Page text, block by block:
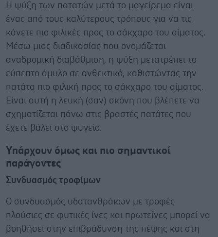
Η ψύξη των πατατών μετά το μαγείρεμα είναι
ένας από τους καλύτερους τρόπους για να τις
κάνετε πιο φιλικές προς το σάκχαρο του αίματος.
Μέσω μιας διαδικασίας που ονομάζεται
αναδρομική διαβάθμιση, η ψύξη μετατρέπει το
εύπεπτο άμυλο σε ανθεκτικό, καθιστώντας την
πατάτα πιο φιλική προς το σάκχαρο του αίματος.
Είναι αυτή η λευκή (σαν) σκόνη που βλέπετε να
σχηματίζεται πάνω στις βραστές πατάτες που
έχετε βάλει στο ψυγείο.
Υπάρχουν όμως και πιο σημαντικοί
παράγοντες
Συνδυασμός τροφίμων
Ο συνδυασμός υδατανθράκων με τροφές
πλούσιες σε φυτικές ίνες και πρωτεΐνες μπορεί να
βοηθήσει στην επιβράδυνση της πέψης και στη